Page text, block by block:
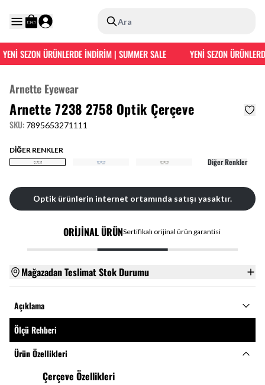
Ara
SEZON ÜRÜNLERDE İNDİRİM | SUMMER SALE YENİ SEZON
Arnette Eyewear
Arnette 7238 2758 Optik Çerçeve
SKU: 7895653271111
DİĞER RENKLER
Diğer Renkler
Optik ürünlerin internet ortamında satışı yasaktır.
ORİJİNAL ÜRÜNSertifikalı orijinal ürün garantisi
Mağazadan Teslimat Stok Durumu
Açıklama
Ölçü Rehberi
Ürün Özellikleri
Çerçeve Özellikleri